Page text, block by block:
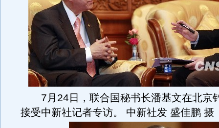
7月24日，联合国秘书长潘基文在北京
接受中新社记者专访。 中新社发 盛佳鹏 摄